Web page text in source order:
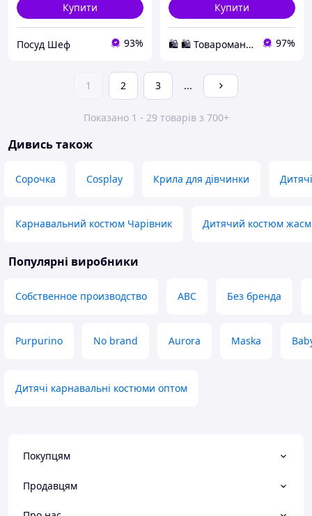
Купити
Посуд Шеф 93%
Купити
🛍️ 🛍️ Товароманія 🛍️ 🛍️ 97%
1 2 3 ...
Показано 1 - 29 товарів з 700+
Дивись також
Сорочка Cosplay Крила для дівчинки
Карнавальний костюм Чарівник Дитячий костюм
Популярні виробники
Собственное производство ABC Без бренда
Purpurino No brand Aurora Maska
Дитячі карнавальні костюми оптом
Покупцям
Продавцям